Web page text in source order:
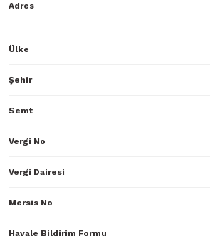
Adres
Ülke
Şehir
Semt
Vergi No
Vergi Dairesi
Mersis No
Havale Bildirim Formu